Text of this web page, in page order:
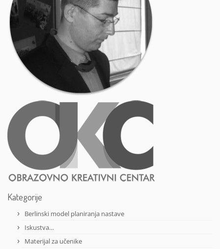
Kategorije
Berlinski model planiranja nastave
Iskustva…
Materijal za učenike